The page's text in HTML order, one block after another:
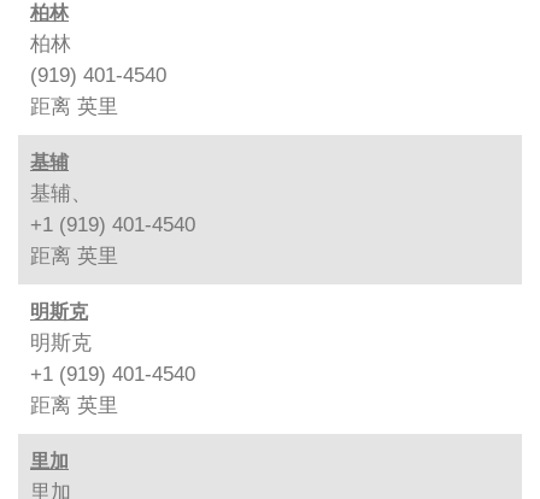
柏林
柏林
(919) 401-4540
距离 英里
基辅
基辅、
+1 (919) 401-4540
距离 英里
明斯克
明斯克
+1 (919) 401-4540
距离 英里
里加
里加